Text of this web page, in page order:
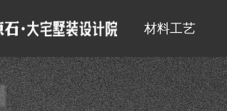
材料工艺